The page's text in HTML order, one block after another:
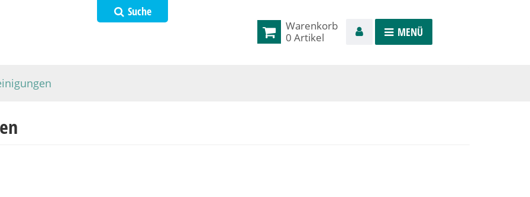
Suche
Toggle navigation
MENÜ
Warenkorb
0 Artikel